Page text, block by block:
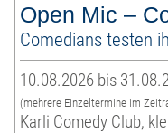
Open Mic –
Comedians testen
10.08.2026 bis
(mehrere Einzeltermine im
Karli Comedy Club,